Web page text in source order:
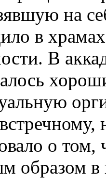
на
в
В
о
образом в